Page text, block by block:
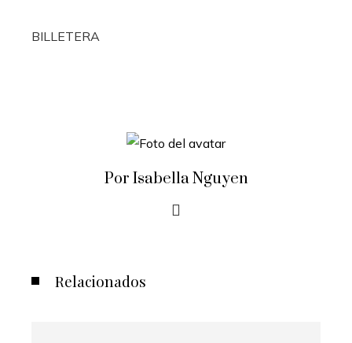
BILLETERA
Por Isabella Nguyen
Relacionados